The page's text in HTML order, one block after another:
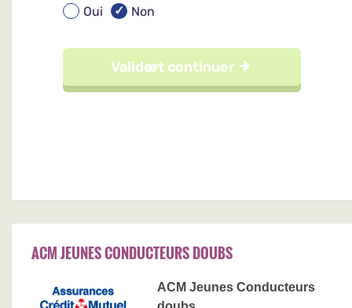
ACM JEUNES CONDUCTEURS DOUBS
ACM Jeunes Conducteurs